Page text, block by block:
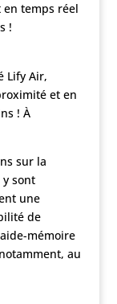
temps réel
!
Lify Air,
et en
! À
sur la
sont
une
de
mémoire
au